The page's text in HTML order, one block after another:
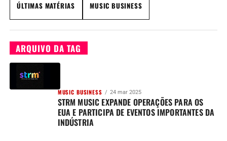
ÚLTIMAS MATÉRIAS MUSIC BUSINESS
ARQUIVO DA TAG
MUSIC BUSINESS 24 mar 2025
STRM MUSIC EXPANDE OPERAÇÕES PARA OS
EUA E PARTICIPA DE EVENTOS IMPORTANTES DA
INDÚSTRIA